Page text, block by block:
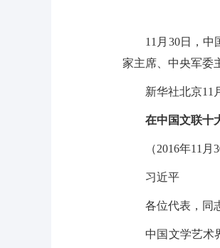
11月30日，中国
家主席、中央军委
新华社北京11
在中国文联十
（2016年11月
习近平
各位代表，同志
中国文学艺术界